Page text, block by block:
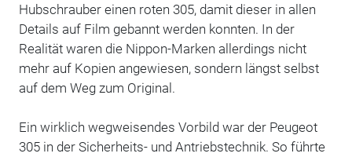
Hubschrauber einen roten 305, damit dieser in allen
Details auf Film gebannt werden konnten. In der
Realität waren die Nippon-Marken allerdings nicht
mehr auf Kopien angewiesen, sondern längst selbst
auf dem Weg zum Original.
Ein wirklich wegweisendes Vorbild war der Peugeot
305 in der Sicherheits- und Antriebstechnik. So führte